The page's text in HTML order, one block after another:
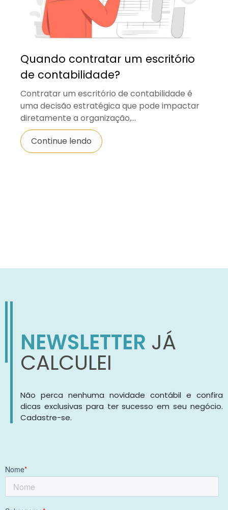
Quando contratar um escritório
de contabilidade?
Contratar um escritório de contabilidade é
uma decisão estratégica que pode impactar
diretamente a organização,...
Continue lendo
NEWSLETTER JÁ
CALCULEI
Não perca nenhuma novidade contábil e confira
dicas exclusivas para ter sucesso em seu negócio.
Cadastre-se.